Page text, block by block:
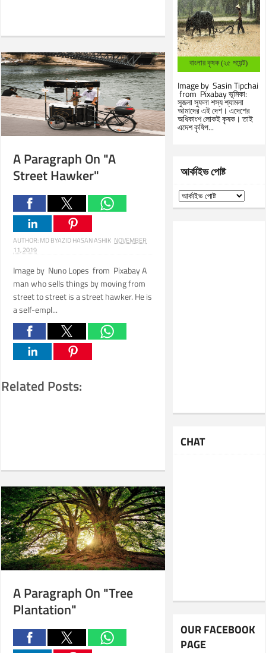
A Paragraph On "A
Street Hawker"
AUTHOR:MD BYAZID HASAN ASHIK NOVEMBER
11, 2019
Image by Nuno Lopes from Pixabay A
man who sells things by moving from
street to street is a street hawker. He is
a self-empl...
Related Posts:
A Paragraph On "Tree
Plantation"
বাংলার কৃষক (২৫ পয়েন্ট)
Image by Sasin Tipchai
from Pixabay ভূমিকা:
সুজলা সুফলা শস্য শ্যামলা
আমাদের এই দেশ। এদেশের
অধিকাংশ লোকই কৃষক। তাই
এদেশ কৃষিপ...
আর্কাইভ পোষ্ট
CHAT
OUR FACEBOOK
PAGE